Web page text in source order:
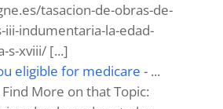
tasacion-de-obras-de-
indumentaria-la-edad-
s-xviii/ [...]
eligible for medicare - ...
More on that Topic: